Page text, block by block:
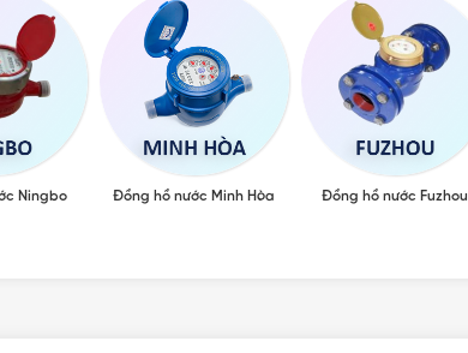
Ningbo Đồng hồ nước Minh Hòa Đồng hồ nước Fuzhou